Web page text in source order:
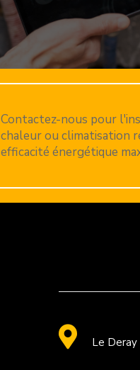
Contactez-nous pour
chaleur ou climatisation
efficacité énergétique
 Le